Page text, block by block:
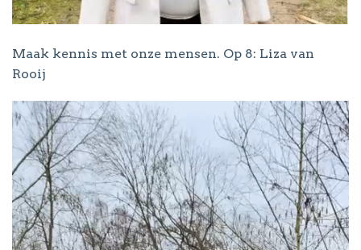
Maak kennis met onze mensen. Op 8: Liza van
Rooij
Videospeler